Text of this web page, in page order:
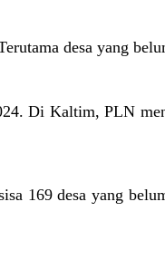
desa yang
Di Kaltim, PLN
169 desa yang